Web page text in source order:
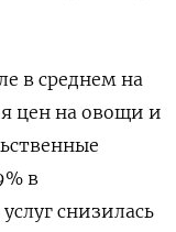
в среднем на
цен на овощи и
в
снизилась